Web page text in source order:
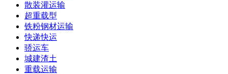
散装灌运输
超重载型
铁粉钢材运输
快递快运
骄运车
城建渣土
重载运输